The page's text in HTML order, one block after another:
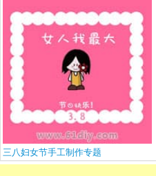
三八妇女节手工制作专题